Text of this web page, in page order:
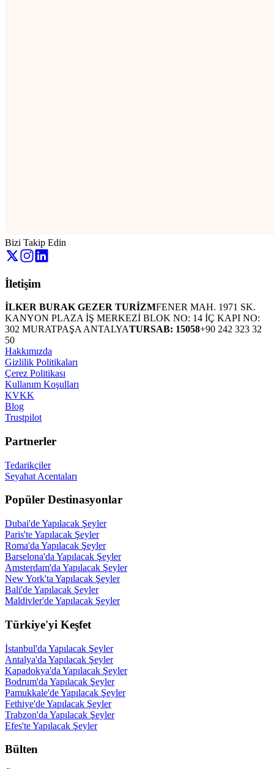
Bizi Takip Edin
İletişim
İLKER BURAK GEZER TURİZMFENER MAH. 1971 SK.
KANYON PLAZA İŞ MERKEZİ BLOK NO: 14 İÇ KAPI NO:
302 MURATPAŞA ANTALYATURSAB: 15058+90 242 323 32
50
Hakkımızda
Gizlilik Politikaları
Çerez Politikası
Kullanım Koşulları
KVKK
Blog
Trustpilot
Partnerler
Tedarikçiler
Seyahat Acentaları
Popüler Destinasyonlar
Dubai'de Yapılacak Şeyler
Paris'te Yapılacak Şeyler
Roma'da Yapılacak Şeyler
Barselona'da Yapılacak Şeyler
Amsterdam'da Yapılacak Şeyler
New York'ta Yapılacak Şeyler
Bali'de Yapılacak Şeyler
Maldivler'de Yapılacak Şeyler
Türkiye'yi Keşfet
İstanbul'da Yapılacak Şeyler
Antalya'da Yapılacak Şeyler
Kapadokya'da Yapılacak Şeyler
Bodrum'da Yapılacak Şeyler
Pamukkale'de Yapılacak Şeyler
Fethiye'de Yapılacak Şeyler
Trabzon'da Yapılacak Şeyler
Efes'te Yapılacak Şeyler
Bülten